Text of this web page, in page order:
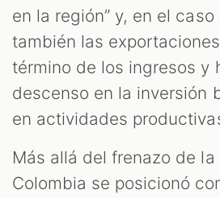
en la región” y, en el
también las
término de los ingresos y
descenso en la inversión
en actividades
Más allá del frenazo de la
Colombia se posicionó